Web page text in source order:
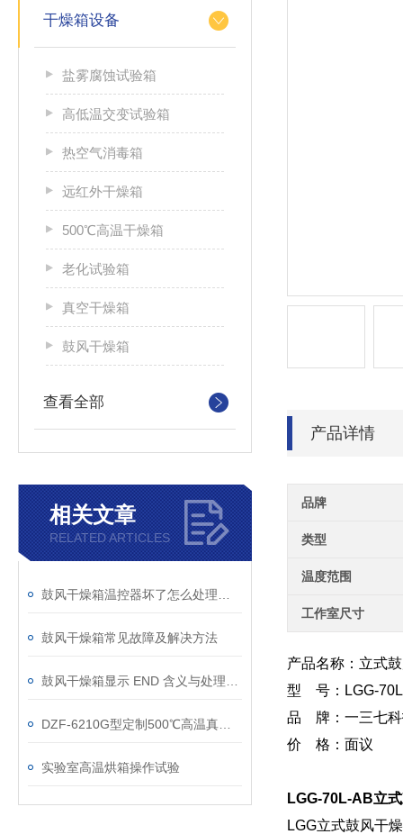
干燥箱设备
盐雾腐蚀试验箱
高低温交变试验箱
热空气消毒箱
远红外干燥箱
500℃高温干燥箱
老化试验箱
真空干燥箱
鼓风干燥箱
查看全部
相关文章
RELATED ARTICLES
鼓风干燥箱常见故障及解决方法
实验室高温烘箱操作试验
产品详情
品牌
类型
温度范围
工作室尺寸
产品名称：立式
型 号：LGG-
品 牌：一三七
价 格：面议
LGG-70L-AB立
LGG立式鼓风干